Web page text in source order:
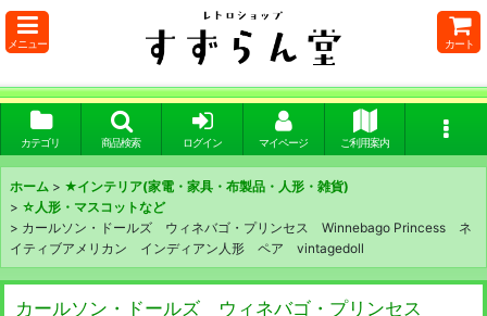
メニュー カート
カテゴリ 商品検索 ログイン マイページ ご利用案内
ホーム > ★インテリア(家電・家具・布製品・人形・雑貨)
> ☆人形・マスコットなど
> カールソン・ドールズ ウィネバゴ・プリンセス Winnebago Princess ネ
イティブアメリカン インディアン人形 ペア vintagedoll
カールソン・ドールズ ウィネバゴ・プリンセス